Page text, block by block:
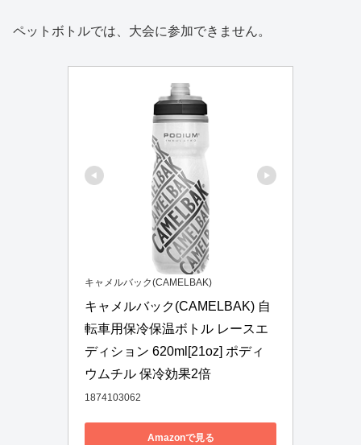
ペットボトルでは、大会に参加できません。
キャメルバック(CAMELBAK)
キャメルバック(CAMELBAK) 自
転車用保冷保温ボトル レースエ
ディション 620ml[21oz] ポディ
ウムチル 保冷効果2倍
1874103062
Amazonで見る